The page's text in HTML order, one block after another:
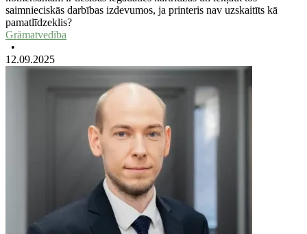
saimnieciskās darbības izdevumos, ja printeris nav uzskaitīts kā
pamatlīdzeklis?
Grāmatvedība
•
12.09.2025